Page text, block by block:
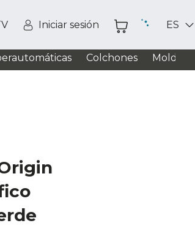
Iniciar sesión ES
Colchones